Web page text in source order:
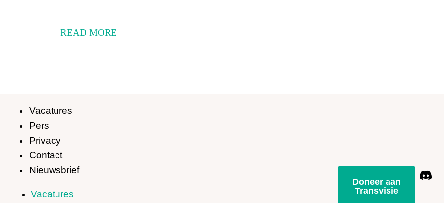
READ MORE
Vacatures
Pers
Privacy
Contact
Nieuwsbrief
Vacatures
Doneer aan
Transvisie